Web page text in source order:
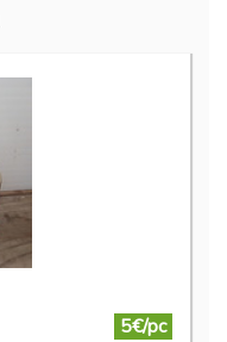
5€/pc